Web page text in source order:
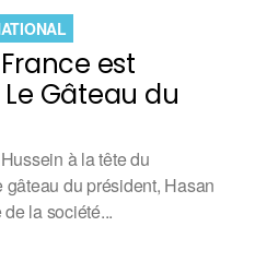
est
Gâteau du
à la tête du
du président, Hasan
la société...